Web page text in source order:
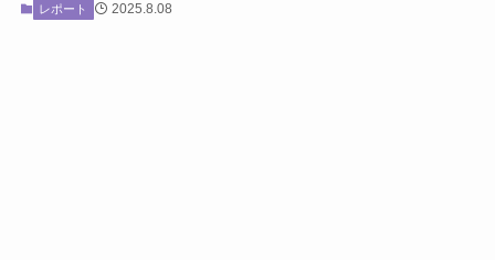
レポート 2025.8.08